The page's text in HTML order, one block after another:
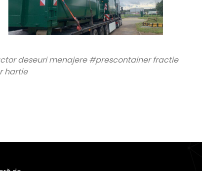
deseuri menajere #prescontainer fractie
hartie